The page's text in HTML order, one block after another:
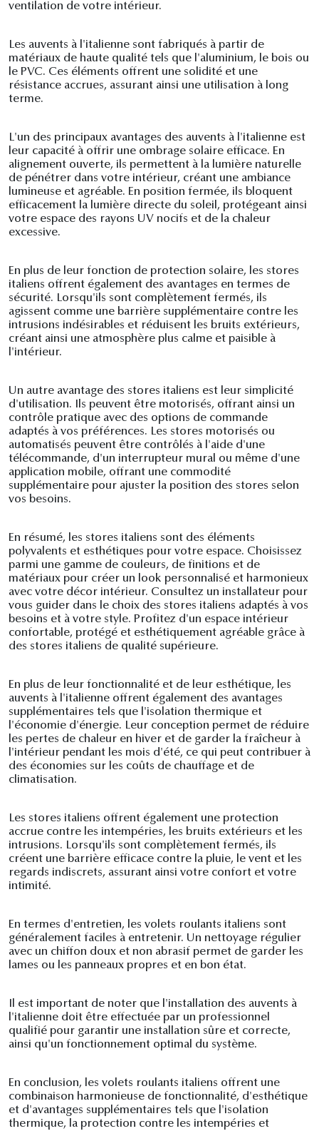
ventilation de votre intérieur.
Les auvents à l'italienne sont fabriqués à partir de
matériaux de haute qualité tels que l'aluminium, le bois ou
le PVC. Ces éléments offrent une solidité et une
résistance accrues, assurant ainsi une utilisation à long
terme.
L'un des principaux avantages des auvents à l'italienne est
leur capacité à offrir une ombrage solaire efficace. En
alignement ouverte, ils permettent à la lumière naturelle
de pénétrer dans votre intérieur, créant une ambiance
lumineuse et agréable. En position fermée, ils bloquent
efficacement la lumière directe du soleil, protégeant ainsi
votre espace des rayons UV nocifs et de la chaleur
excessive.
En plus de leur fonction de protection solaire, les stores
italiens offrent également des avantages en termes de
sécurité. Lorsqu'ils sont complètement fermés, ils
agissent comme une barrière supplémentaire contre les
intrusions indésirables et réduisent les bruits extérieurs,
créant ainsi une atmosphère plus calme et paisible à
l'intérieur.
Un autre avantage des stores italiens est leur simplicité
d'utilisation. Ils peuvent être motorisés, offrant ainsi un
contrôle pratique avec des options de commande
adaptés à vos préférences. Les stores motorisés ou
automatisés peuvent être contrôlés à l'aide d'une
télécommande, d'un interrupteur mural ou même d'une
application mobile, offrant une commodité
supplémentaire pour ajuster la position des stores selon
vos besoins.
En résumé, les stores italiens sont des éléments
polyvalents et esthétiques pour votre espace. Choisissez
parmi une gamme de couleurs, de finitions et de
matériaux pour créer un look personnalisé et harmonieux
avec votre décor intérieur. Consultez un installateur pour
vous guider dans le choix des stores italiens adaptés à vos
besoins et à votre style. Profitez d'un espace intérieur
confortable, protégé et esthétiquement agréable grâce à
des stores italiens de qualité supérieure.
En plus de leur fonctionnalité et de leur esthétique, les
auvents à l'italienne offrent également des avantages
supplémentaires tels que l'isolation thermique et
l'économie d'énergie. Leur conception permet de réduire
les pertes de chaleur en hiver et de garder la fraîcheur à
l'intérieur pendant les mois d'été, ce qui peut contribuer à
des économies sur les coûts de chauffage et de
climatisation.
Les stores italiens offrent également une protection
accrue contre les intempéries, les bruits extérieurs et les
intrusions. Lorsqu'ils sont complètement fermés, ils
créent une barrière efficace contre la pluie, le vent et les
regards indiscrets, assurant ainsi votre confort et votre
intimité.
En termes d'entretien, les volets roulants italiens sont
généralement faciles à entretenir. Un nettoyage régulier
avec un chiffon doux et non abrasif permet de garder les
lames ou les panneaux propres et en bon état.
Il est important de noter que l'installation des auvents à
l'italienne doit être effectuée par un professionnel
qualifié pour garantir une installation sûre et correcte,
ainsi qu'un fonctionnement optimal du système.
En conclusion, les volets roulants italiens offrent une
combinaison harmonieuse de fonctionnalité, d'esthétique
et d'avantages supplémentaires tels que l'isolation
thermique, la protection contre les intempéries et